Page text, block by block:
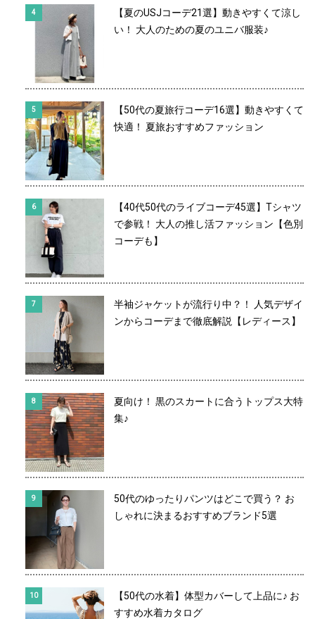
【夏のUSJコーデ21選】動きやすくて涼し
い！ 大人のための夏のユニバ服装♪
【50代の夏旅行コーデ16選】動きやすくて
快適！ 夏旅おすすめファッション
【40代50代のライブコーデ45選】Tシャツ
で参戦！ 大人の推し活ファッション【色別
コーデも】
半袖ジャケットが流行り中？！ 人気デザイ
ンからコーデまで徹底解説【レディース】
夏向け！ 黒のスカートに合うトップス大特
集♪
50代のゆったりパンツはどこで買う？ お
しゃれに決まるおすすめブランド5選
【50代の水着】体型カバーして上品に♪ お
すすめ水着カタログ